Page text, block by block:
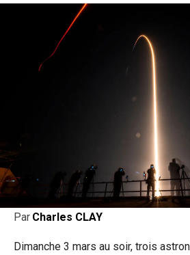
Par Charles CLAY
Dimanche 3 mars au soir, trois